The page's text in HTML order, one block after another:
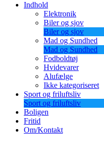
Indhold
Elektronik
Biler og sjov
Biler og sjov
Mad og Sundhed
Mad og Sundhed
Fodboldtøj
Hvidevarer
Alufælge
Ikke kategoriseret
Sport og friluftsliv
Sport og friluftsliv
Boligen
Fritid
Om/Kontakt